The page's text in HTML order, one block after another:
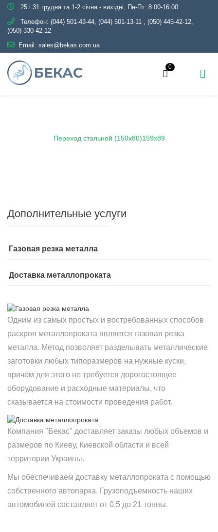
25 і 31 грудня та 1-2 січня - вихідні, Пн-Пт: 8:00-16:00
Телефон: (044) 501-43-44, (044) 501-13-11 , (050) 445-42-12,
(050) 330-42-12
Email: sales@bekas.com.ua
0
Переход стальной (150х80)159х89
Дополнительные услуги
Газовая резка металла
Доставка металлопроката
Одним из самых простых и востребованных способов
раскроя металлопроката является газовая резка
металла. Метод позволяет разделывать металлические
заготовки любых типоразмеров на нужные куски,
причём для этого не требуется дорогостоящее
оборудование и расходные материалы, что
сказывается на стоимости проведения работ.
Компания "Бекас" доставляет заказы любых объемов и
размеров по Киеву, Киевской области и всей
территории Украины.
Мы обеспечиваем доставку металлопроката с помощью
собственного автопарка. Грузоподъемность наших
автомобилей составляет от 0,5 до 21 тонны.